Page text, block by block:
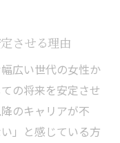
させる理由
広い世代の女性か
の将来を安定させ
のキャリアが不
」と感じている方